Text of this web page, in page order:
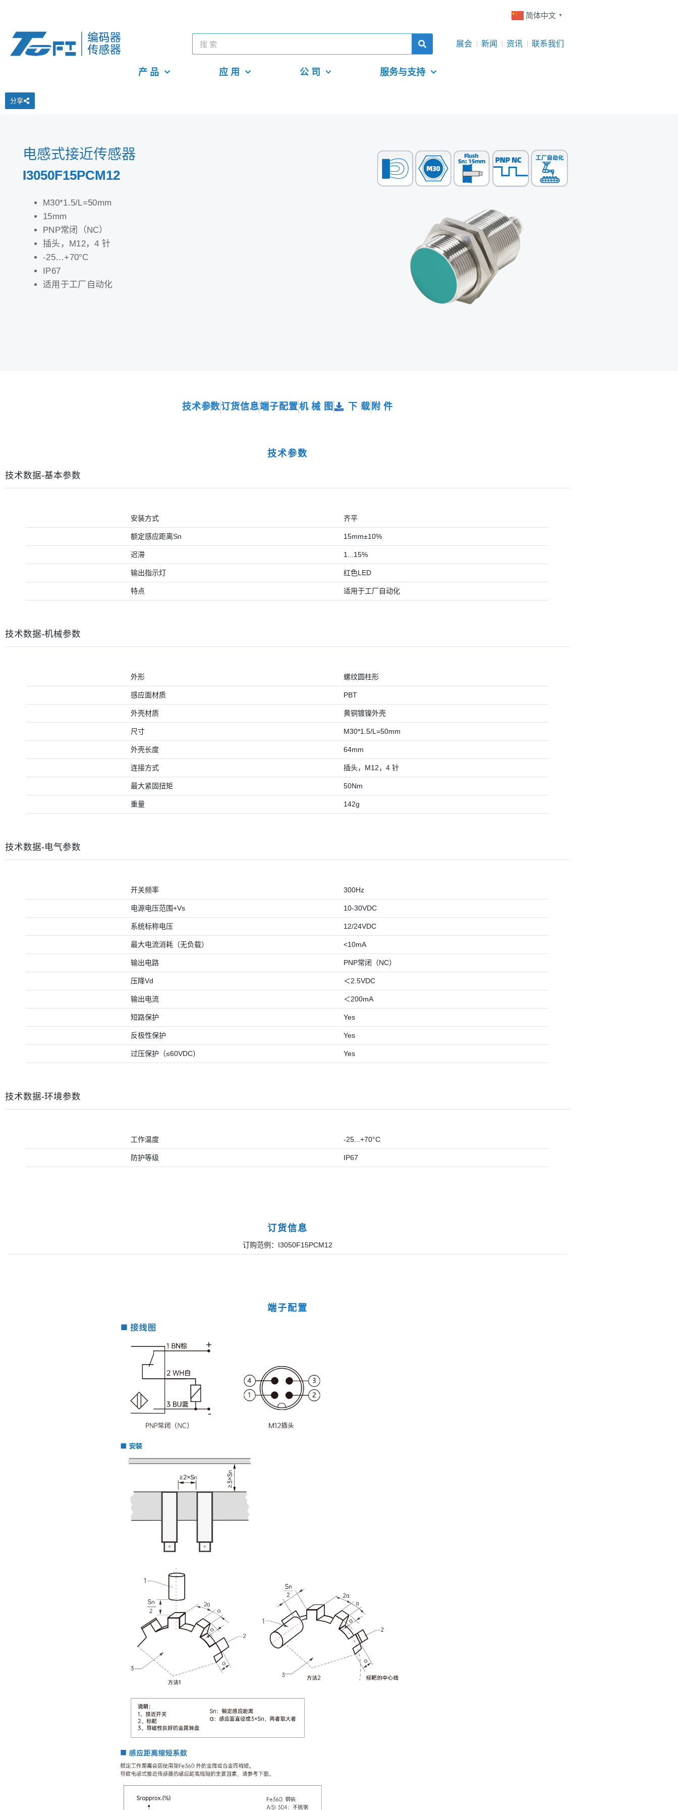
简体中文 ▼
展会 新闻 资讯 联系我们
产 品 应 用 公 司 服务与支持
分享
电感式接近传感器
I3050F15PCM12
M30*1.5/L=50mm
15mm
PNP常闭（NC）
插头，M12，4 针
-25…+70°C
IP67
适用于工厂自动化
技术参数订货信息端子配置机 械 图 下 载 附 件
技术参数
技术数据-基本参数
安装方式 齐平
额定感应距离Sn 15mm±10%
迟滞 1...15%
输出指示灯 红色LED
特点 适用于工厂自动化
技术数据-机械参数
外形 螺纹圆柱形
感应面材质 PBT
外壳材质 黄铜镀镍外壳
尺寸 M30*1.5/L=50mm
外壳长度 64mm
连接方式 插头，M12，4 针
最大紧固扭矩 50Nm
重量 142g
技术数据-电气参数
开关频率 300Hz
电源电压范围+Vs 10-30VDC
系统标称电压 12/24VDC
最大电流消耗（无负载） <10mA
输出电路 PNP常闭（NC）
压降Vd ＜2.5VDC
输出电流 ＜200mA
短路保护 Yes
反极性保护 Yes
过压保护（≤60VDC） Yes
技术数据-环境参数
工作温度 -25...+70°C
防护等级 IP67
订货信息
订购范例：I3050F15PCM12
端子配置